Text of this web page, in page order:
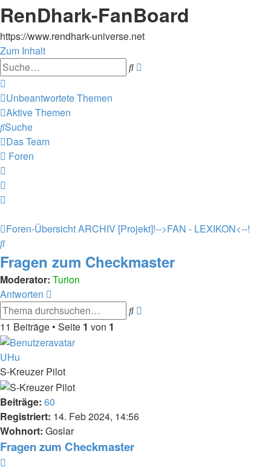
RenDhark-FanBoard
https://www.rendhark-universe.net
Zum Inhalt
Suche
Unbeantwortete Themen
Aktive Themen
Suche
Das Team
Foren
Foren-ÜbersichtARCHIV [Projekt]!-->FAN - LEXIKON<--!
Suche
Fragen zum Checkmaster
Moderator: Turion
Antworten
Suche
11 Beiträge • Seite 1 von 1
UHu
S-Kreuzer Pilot
Beiträge: 60
Registriert: 14. Feb 2024, 14:56
Wohnort: Goslar
Fragen zum Checkmaster